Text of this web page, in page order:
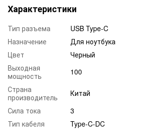
Характеристики
Тип разъема
USB Type-C
Назначение
Для ноутбука
Цвет
Черный
Выходная
мощность
100
Страна
производитель
Китай
Сила тока
3
Тип кабеля
Type-C-DC